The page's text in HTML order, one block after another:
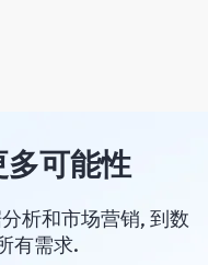
可能性
析和市场营销, 到数
有需求.